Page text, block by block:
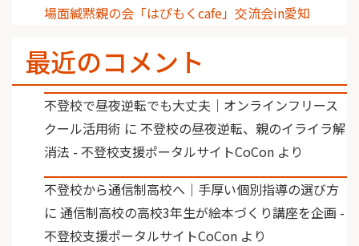
場面緘黙親の会「はぴもくcafe」交流会in愛知
最近のコメント
不登校で昼夜逆転でも大丈夫｜オンラインフリース
クール活用術 に 不登校の昼夜逆転、親のイライラ解
消法 - 不登校支援ポータルサイトCoCon より
不登校から通信制高校へ｜手厚い個別指導の選び方
に 通信制高校の高校3年生が絵本づくり講座を企画 -
不登校支援ポータルサイトCoCon より